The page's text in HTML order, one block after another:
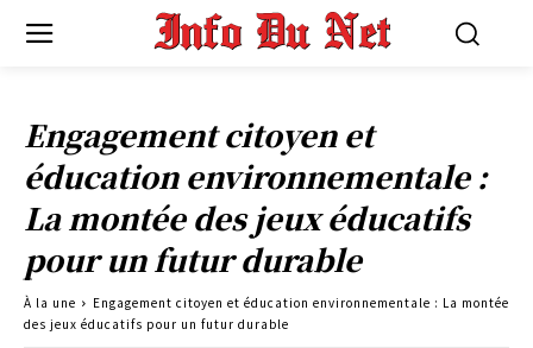
Engagement citoyen et
éducation environnementale :
La montée des jeux éducatifs
pour un futur durable
À la une
Engagement citoyen et éducation environnementale : La montée
des jeux éducatifs pour un futur durable